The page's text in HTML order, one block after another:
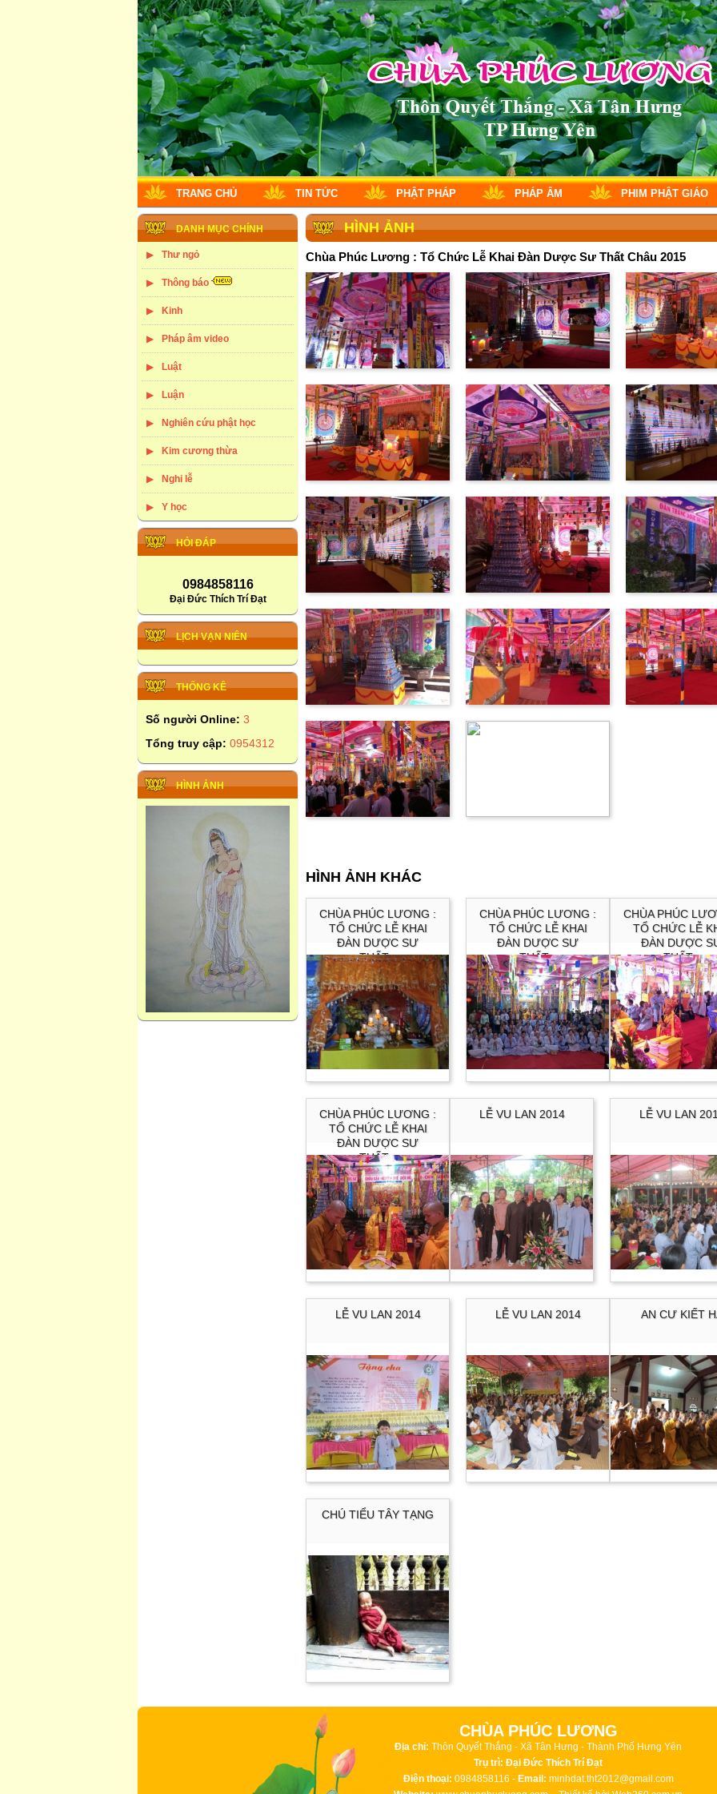
TRANG CHỦ TIN TỨC PHẬT PHÁP PHÁP ÂM PHIM PHẬT GIÁO
DANH MỤC CHÍNH
Thư ngỏ
Thông báo
Kinh
Pháp âm video
Luật
Luận
Nghiên cứu phật học
Kim cương thừa
Nghi lễ
Y học
HỎI ĐÁP
0984858116
Đại Đức Thích Trí Đạt
LỊCH VẠN NIÊN
THỐNG KÊ
Số người Online: 3
Tổng truy cập: 0954312
HÌNH ẢNH
HÌNH ẢNH
Chùa Phúc Lương : Tổ Chức Lễ Khai Đàn Dược Sư Thất Châu 2015
HÌNH ẢNH KHÁC
CHÙA PHÚC LƯƠNG :
TỔ CHỨC LỄ KHAI
ĐÀN DƯỢC SƯ
THẤT...
CHÙA PHÚC LƯƠNG :
TỔ CHỨC LỄ KHAI
ĐÀN DƯỢC SƯ
THẤT...
CHÙA PHÚC
TỔ CHỨC LỄ
ĐÀN DƯỢC
THẤT...
CHÙA PHÚC LƯƠNG :
TỔ CHỨC LỄ KHAI
ĐÀN DƯỢC SƯ
THẤT...
LỄ VU LAN 2014 LỄ VU LAN
LỄ VU LAN 2014 LỄ VU LAN 2014 AN CƯ KIẾT
CHÚ TIỂU TÂY TẠNG
CHÙA PHÚC LƯƠNG
Địa chỉ: Thôn Quyết Thắng - Xã Tân Hưng - Thành Phố Hưng Yên
Trụ trì: Đại Đức Thích Trí Đạt
Điện thoại: 0984858116 - Email: minhdat.tht2012@gmail.com